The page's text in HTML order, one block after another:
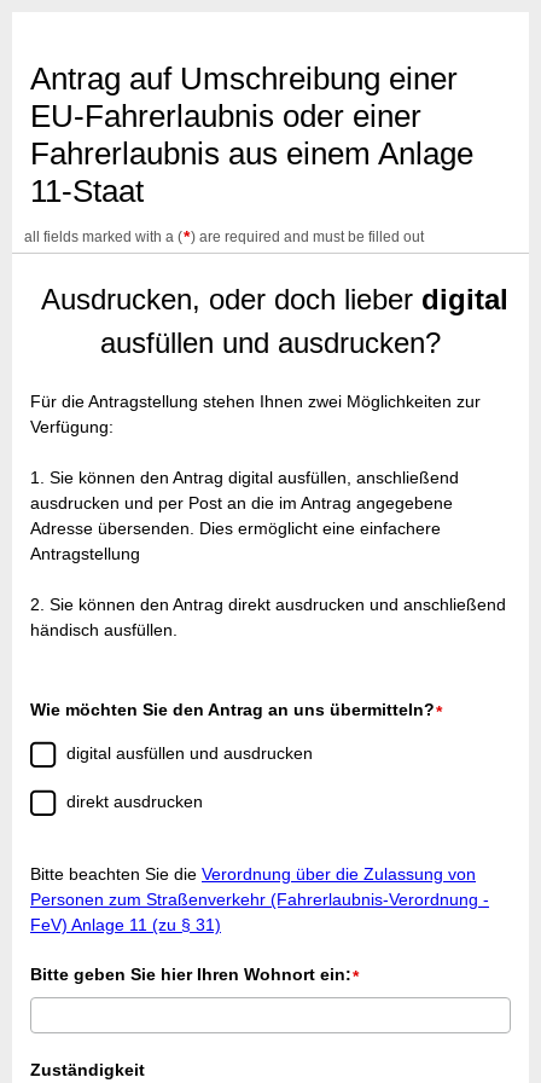
Antrag auf Umschreibung einer
EU-Fahrerlaubnis oder einer
Fahrerlaubnis aus einem Anlage
11-Staat
all fields marked with a (*) are required and must be filled out
Ausdrucken, oder doch lieber digital
ausfüllen und ausdrucken?
Für die Antragstellung stehen Ihnen zwei Möglichkeiten zur
Verfügung:
1. Sie können den Antrag digital ausfüllen, anschließend
ausdrucken und per Post an die im Antrag angegebene
Adresse übersenden. Dies ermöglicht eine einfachere
Antragstellung
2. Sie können den Antrag direkt ausdrucken und anschließend
händisch ausfüllen.
Wie möchten Sie den Antrag an uns übermitteln?*
digital ausfüllen und ausdrucken
direkt ausdrucken
Bitte beachten Sie die Verordnung über die Zulassung von
Personen zum Straßenverkehr (Fahrerlaubnis-Verordnung -
FeV) Anlage 11 (zu § 31)
Bitte geben Sie hier Ihren Wohnort ein:*
Zuständigkeit